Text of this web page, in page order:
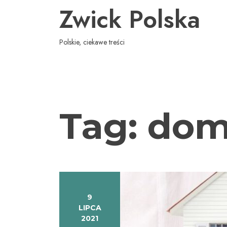
Zwick Polska
Polskie, ciekawe treści
Tag:
9
LIPCA
2021